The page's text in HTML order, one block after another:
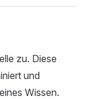
zu. Diese
und
Wissen.